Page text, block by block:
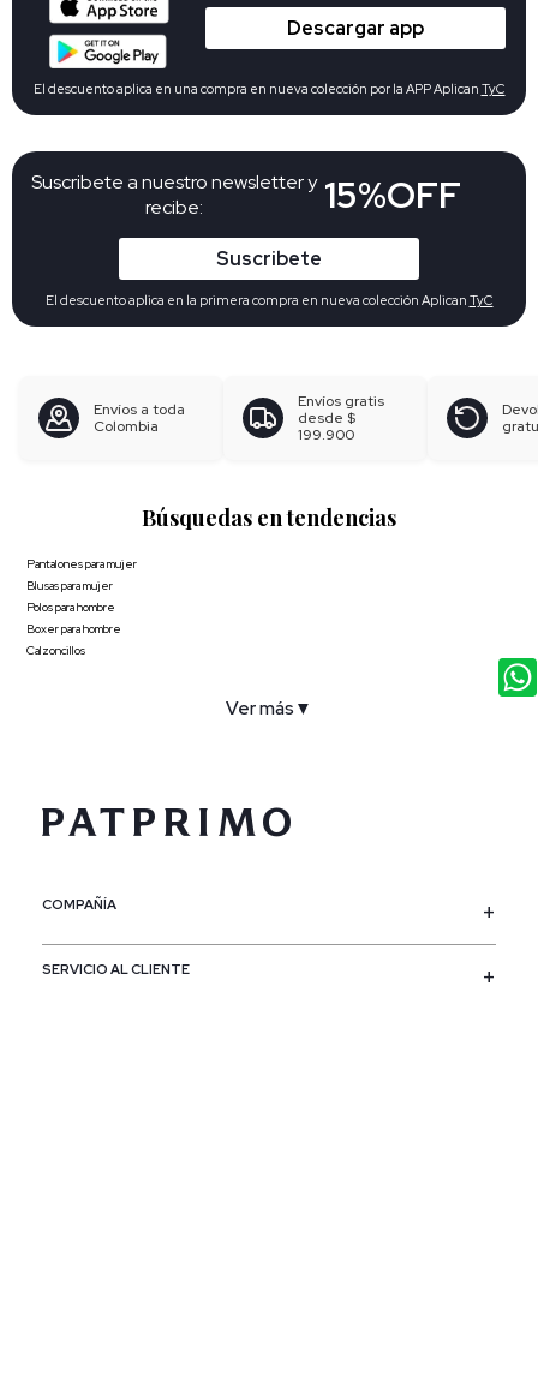
Suscribete a nuestro newsletter y
recibe:
15%OFF
Suscribete
El descuento aplica en la primera compra en nueva colección Aplican TyC
Descargar app
El descuento aplica en una compra en nueva colección por la APP Aplican TyC
Envíos a toda
Colombia
Envíos gratis
desde $
199.900
Búsquedas en tendencias
Pantalones para mujer
Blusas para mujer
Polos para hombre
Boxer para hombre
Calzoncillos
Ver más ▼
COMPAÑÍA
SERVICIO AL CLIENTE